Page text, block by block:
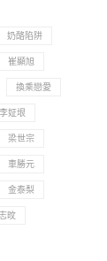
奶酪陷阱
崔顯旭
換乘戀愛
李姃垠
梁世宗
車勝元
金泰梨
旼